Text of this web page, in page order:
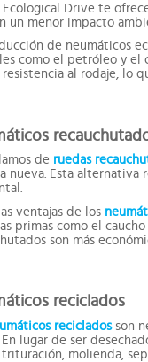
Ecological Drive te
un menor impacto
de neumáticos
como el petróleo y el
resistencia al rodaje, lo
de ruedas
nueva. Esta alternativa
ventajas de los
primas como el
son más
reciclados
reciclados son
lugar de ser
molienda,